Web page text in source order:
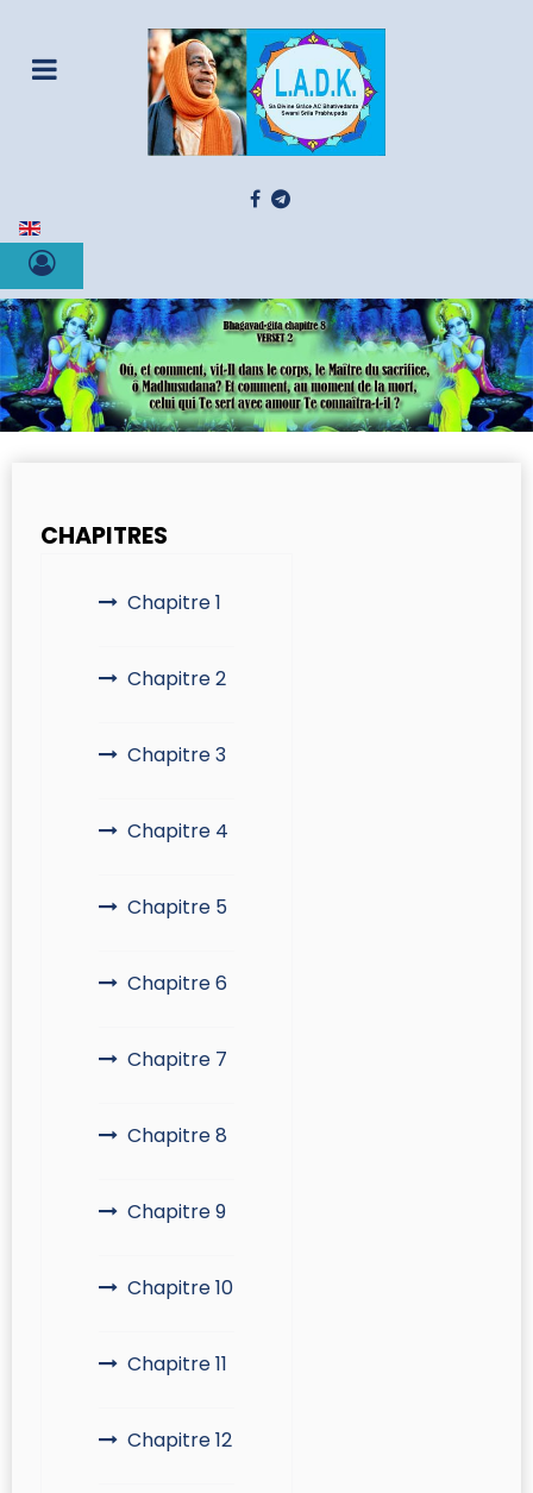
Sélectionnez votre langue
CHAPITRES
Chapitre 1
Chapitre 2
Chapitre 3
Chapitre 4
Chapitre 5
Chapitre 6
Chapitre 7
Chapitre 8
Chapitre 9
Chapitre 10
Chapitre 11
Chapitre 12